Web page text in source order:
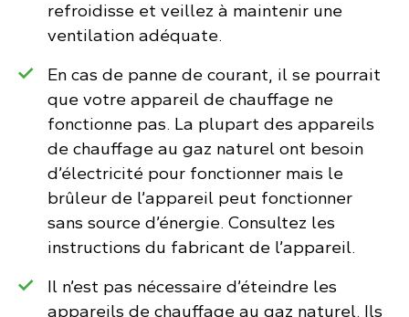
refroidisse et veillez à maintenir une
ventilation adéquate.
En cas de panne de courant, il se pourrait
que votre appareil de chauffage ne
fonctionne pas. La plupart des appareils
de chauffage au gaz naturel ont besoin
d’électricité pour fonctionner mais le
brûleur de l’appareil peut fonctionner
sans source d’énergie. Consultez les
instructions du fabricant de l’appareil.
Il n’est pas nécessaire d’éteindre les
appareils de chauffage au gaz naturel. Ils